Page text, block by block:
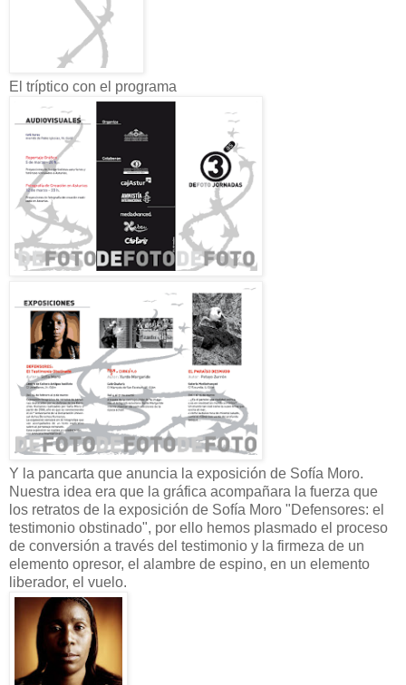
El tríptico con el programa
Y la pancarta que anuncia la exposición de Sofía Moro.
Nuestra idea era que la gráfica acompañara la fuerza que
los retratos de la exposición de Sofía Moro "Defensores: el
testimonio obstinado", por ello hemos plasmado el proceso
de conversión a través del testimonio y la firmeza de un
elemento opresor, el alambre de espino, en un elemento
liberador, el vuelo.